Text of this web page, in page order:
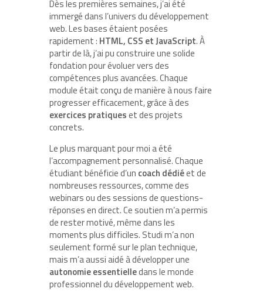
Dès les premières semaines, j’ai été
immergé dans l’univers du développement
web. Les bases étaient posées
rapidement : HTML, CSS et JavaScript. À
partir de là, j’ai pu construire une solide
fondation pour évoluer vers des
compétences plus avancées. Chaque
module était conçu de manière à nous faire
progresser efficacement, grâce à des
exercices pratiqueset des projets
concrets.
Le plus marquant pour moi a été
l’accompagnement personnalisé. Chaque
étudiant bénéficie d’un coach dédiéet de
nombreuses ressources, comme des
webinars ou des sessions de questions-
réponses en direct. Ce soutien m’a permis
de rester motivé, même dans les
moments plus difficiles. Studi m’a non
seulement formé sur le plan technique,
mais m’a aussi aidé à développer une
autonomie essentielledans le monde
professionnel du développement web.